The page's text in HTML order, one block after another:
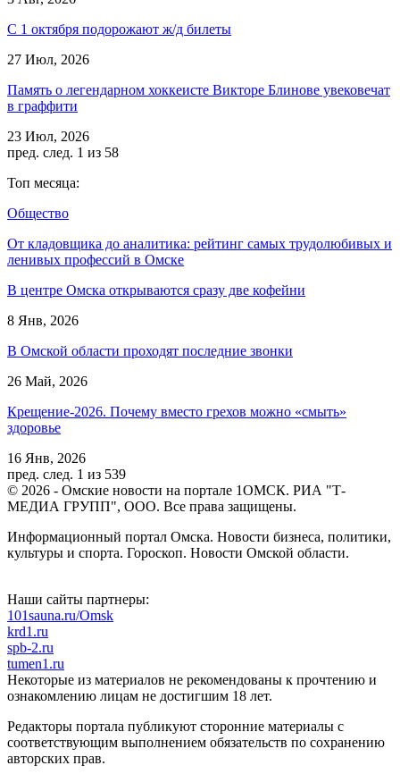
С 1 октября подорожают ж/д билеты
27 Июл, 2026
Память о легендарном хоккеисте Викторе Блинове увековечат
в граффити
23 Июл, 2026
пред. след. 1 из 58
Топ месяца:
Общество
От кладовщика до аналитика: рейтинг самых трудолюбивых и
ленивых профессий в Омске
В центре Омска открываются сразу две кофейни
8 Янв, 2026
В Омской области проходят последние звонки
26 Май, 2026
Крещение-2026. Почему вместо грехов можно «смыть»
здоровье
16 Янв, 2026
пред. след. 1 из 539
© 2026 - Омские новости на портале 1ОМСК. РИА "Т-
МЕДИА ГРУПП", ООО. Все права защищены.
Информационный портал Омска. Новости бизнеса, политики,
культуры и спорта. Гороскоп. Новости Омской области.
Наши сайты партнеры:
101sauna.ru/Omsk
krd1.ru
spb-2.ru
tumen1.ru
Некоторые из материалов не рекомендованы к прочтению и
ознакомлению лицам не достигшим 18 лет.
Редакторы портала публикуют сторонние материалы с
соответствующим выполнением обязательств по сохранению
авторских прав.